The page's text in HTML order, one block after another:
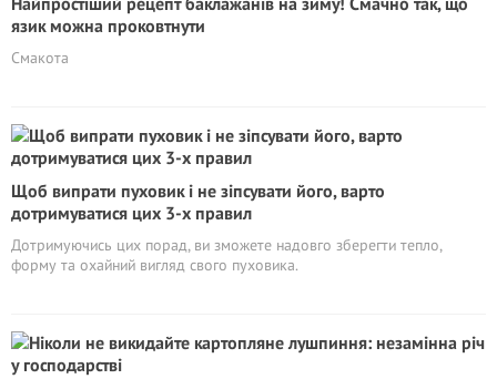
язик можна проковтнути
Смакота
Щоб випрати пуховик і не зіпсувати його, варто
дотримуватися цих 3-х правил
Дотримуючись цих порад, ви зможете надовго зберегти тепло,
форму та охайний вигляд свого пуховика.